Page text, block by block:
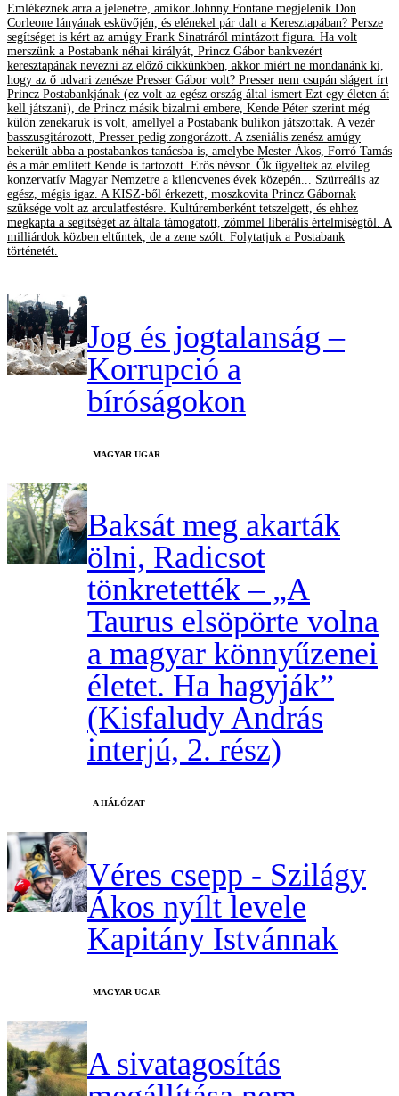
Emlékeznek arra a jelenetre, amikor Johnny Fontane megjelenik Don
Corleone lányának esküvőjén, és elénekel pár dalt a Keresztapában? Persze
segítséget is kért az amúgy Frank Sinatráról mintázott figura. Ha volt
merszünk a Postabank néhai királyát, Princz Gábor bankvezért
keresztapának nevezni az előző cikkünkben, akkor miért ne mondanánk ki,
hogy az ő udvari zenésze Presser Gábor volt? Presser nem csupán slágert írt
Princz Postabankjának (ez volt az egész ország által ismert Ezt egy életen át
kell játszani), de Princz másik bizalmi embere, Kende Péter szerint még
külön zenekaruk is volt, amellyel a Postabank bulikon játszottak. A vezér
basszusgitározott, Presser pedig zongorázott. A zseniális zenész amúgy
bekerült abba a postabankos tanácsba is, amelybe Mester Ákos, Forró Tamás
és a már említett Kende is tartozott. Erős névsor. Ők ügyeltek az elvileg
konzervatív Magyar Nemzetre a kilencvenes évek közepén... Szürreális az
egész, mégis igaz. A KISZ-ből érkezett, moszkovita Princz Gábornak
szüksége volt az arculatfestésre. Kultúremberként tetszelgett, és ehhez
megkapta a segítséget az általa támogatott, zömmel liberális értelmiségtől. A
milliárdok közben eltűntek, de a zene szólt. Folytatjuk a Postabank
történetét.
Jog és jogtalanság –
Korrupció a
bíróságokon
MAGYAR UGAR
Baksát meg akarták
ölni, Radicsot
tönkretették – „A
Taurus elsöpörte volna
a magyar könnyűzenei
életet. Ha hagyják”
(Kisfaludy András
interjú, 2. rész)
A HÁLÓZAT
Véres csepp - Szilágy
Ákos nyílt levele
Kapitány Istvánnak
MAGYAR UGAR
A sivatagosítás